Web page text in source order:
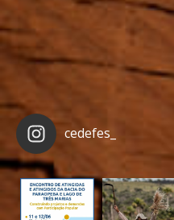
cedefes_